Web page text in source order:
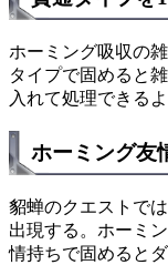
ホーミング吸収の
タイプで固めると
入れて処理できる
ホーミング友
貂蝉のクエストで
出現する。ホーミ
情持ちで固めると